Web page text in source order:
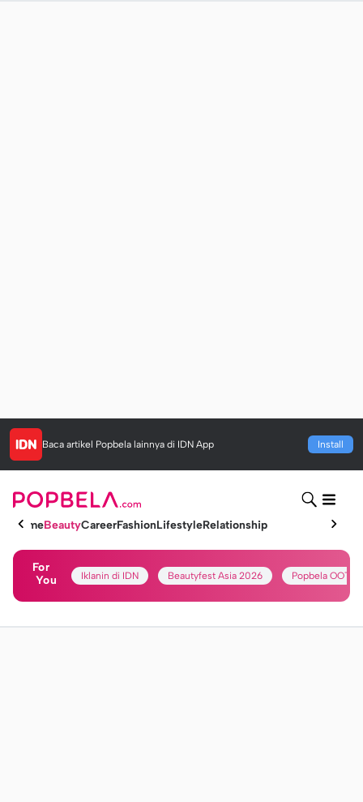
Baca artikel Popbela lainnya di IDN App Install
HomeBeautyCareerFashionLifestyleRelationship
For
You
Iklanin di IDN Beautyfest Asia 2026 Popbela OOTD